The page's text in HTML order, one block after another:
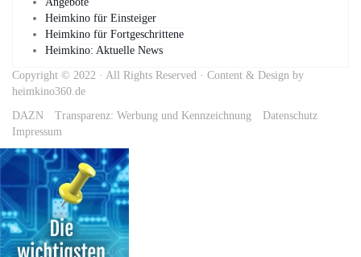
Heimkino für Einsteiger
Heimkino für Fortgeschrittene
Heimkino: Aktuelle News
Copyright © 2022 · All Rights Reserved · Content & Design by
heimkino360.de
DAZN
Transparenz: Werbung und Kennzeichnung
Datenschutz
Impressum